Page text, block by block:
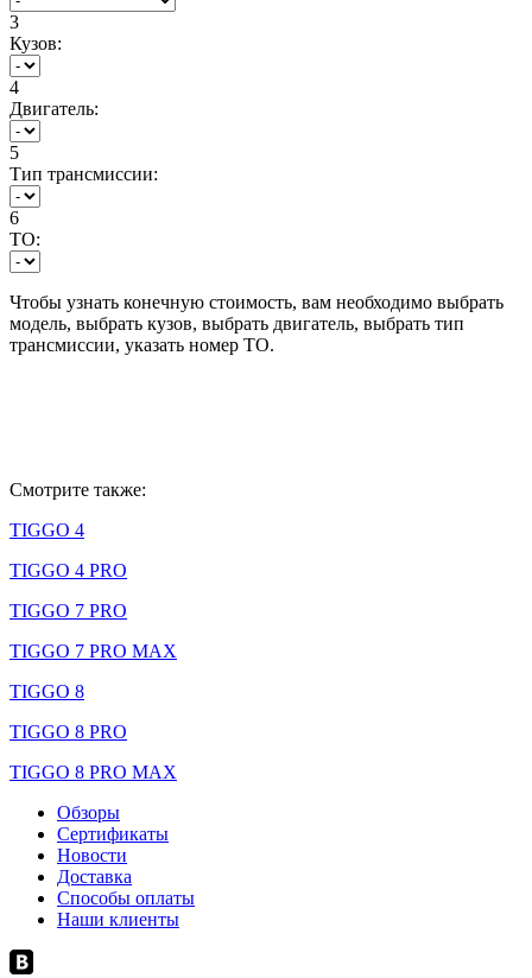
3
Кузов:
4
Двигатель:
5
Тип трансмиссии:
6
ТО:
Чтобы узнать конечную стоимость, вам необходимо выбрать
модель, выбрать кузов, выбрать двигатель, выбрать тип
трансмиссии, указать номер ТО.
Смотрите также:
TIGGO 4
TIGGO 4 PRO
TIGGO 7 PRO
TIGGO 7 PRO MAX
TIGGO 8
TIGGO 8 PRO
TIGGO 8 PRO MAX
Обзоры
Сертификаты
Новости
Доставка
Способы оплаты
Наши клиенты